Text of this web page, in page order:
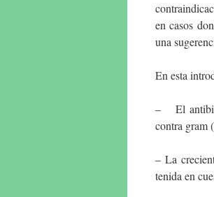
en casos
una
En esta
– El
contra gram
– La
tenida en